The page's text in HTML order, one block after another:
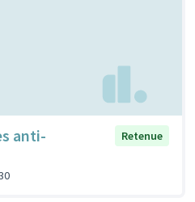
anti-
Retenue